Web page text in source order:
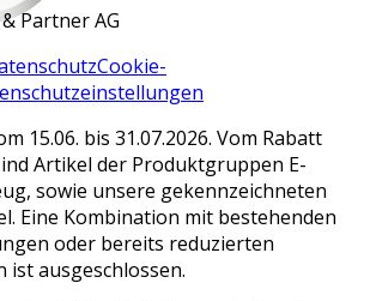
Partner AG
Cookie-
15.06. bis 31.07.2026. Vom Rabatt
Artikel der Produktgruppen E-
sowie unsere gekennzeichneten
Eine Kombination mit bestehenden
oder bereits reduzierten
ist ausgeschlossen.